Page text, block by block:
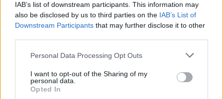
IAB’s list of downstream participants. This information may
also be disclosed by us to third parties on the IAB’s List of
Downstream Participants that may further disclose it to other
Please note that this website/app uses one or more Google
not limited to your visit or usage behaviour. You may click to
grant or deny consent to Google and its third-party tags to
use your data for below specified purposes in below Google
Personal Data Processing Opt Outs
I want to opt-out of the Sharing of my
personal data.
Opted In
Lifestyle
ΑΝΤΩΝΗΣ ΓΟΥΝΑΡΗΣ
Ακολουθήστε το Νewsit.gr στο Google News
ενημερωθείτε πρώτοι για όλη την ειδησεογραφία και τα
τελευταία νέα